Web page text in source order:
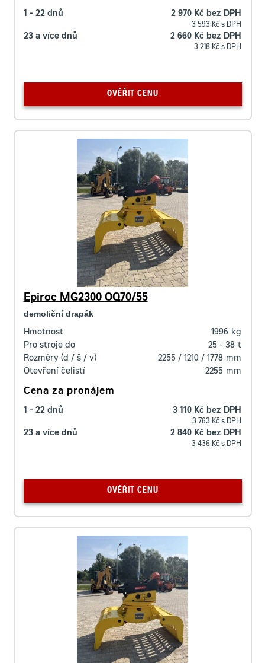
1 - 22 dnů 2 970 Kč bez DPH
3 593 Kč s DPH
23 a více dnů 2 660 Kč bez DPH
3 218 Kč s DPH
OVĚŘIT CENU
Epiroc MG2300 OQ70/55
demoliční drapák
Hmotnost 1996 kg
Pro stroje do
25 - 38 t
Rozměry (d / š / v)
2255 / 1210 / 1778 mm
Otevření čelistí
2255 mm
Cena za pronájem
1 - 22 dnů 3 110 Kč bez DPH
3 763 Kč s DPH
23 a více dnů 2 840 Kč bez DPH
3 436 Kč s DPH
OVĚŘIT CENU